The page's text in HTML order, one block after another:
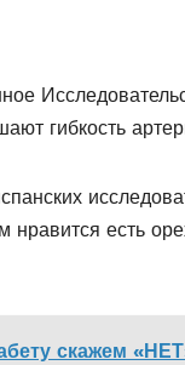
гибкость
нравится есть
скажем